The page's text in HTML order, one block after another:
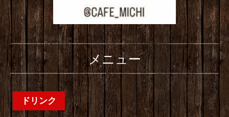
メニュー
ドリンク